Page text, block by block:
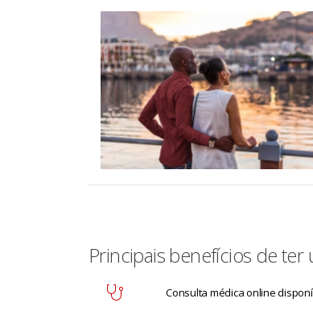
Principais benefícios de ter
Consulta médica online